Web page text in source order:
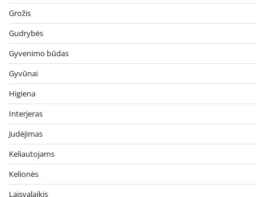
Grožis
Gudrybės
Gyvenimo būdas
Gyvūnai
Higiena
Interjeras
Judėjimas
Keliautojams
Kelionės
Laisvalaikis